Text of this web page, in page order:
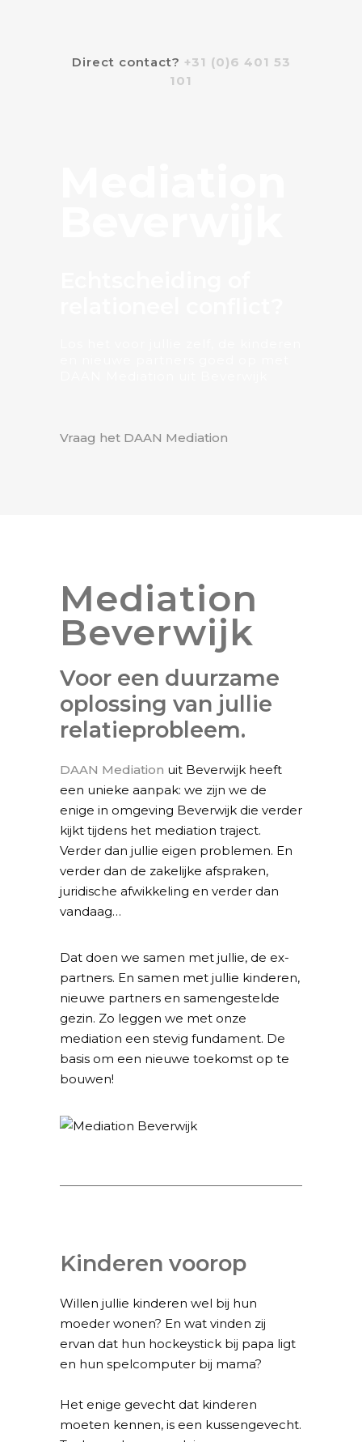
Direct contact? +31 (0)6 401 53
101
Vraag het DAAN Mediation
Mediation
Beverwijk
Voor een duurzame
oplossing van jullie
relatieprobleem.
DAAN Mediation uit Beverwijk heeft
een unieke aanpak: we zijn we de
enige in omgeving Beverwijk die verder
kijkt tijdens het mediation traject.
Verder dan jullie eigen problemen. En
verder dan de zakelijke afspraken,
juridische afwikkeling en verder dan
vandaag…
Dat doen we samen met jullie, de ex-
partners. En samen met jullie kinderen,
nieuwe partners en samengestelde
gezin. Zo leggen we met onze
mediation een stevig fundament. De
basis om een nieuwe toekomst op te
bouwen!
Kinderen voorop
Willen jullie kinderen wel bij hun
moeder wonen? En wat vinden zij
ervan dat hun hockeystick bij papa ligt
en hun spelcomputer bij mama?
Het enige gevecht dat kinderen
moeten kennen, is een kussengevecht.